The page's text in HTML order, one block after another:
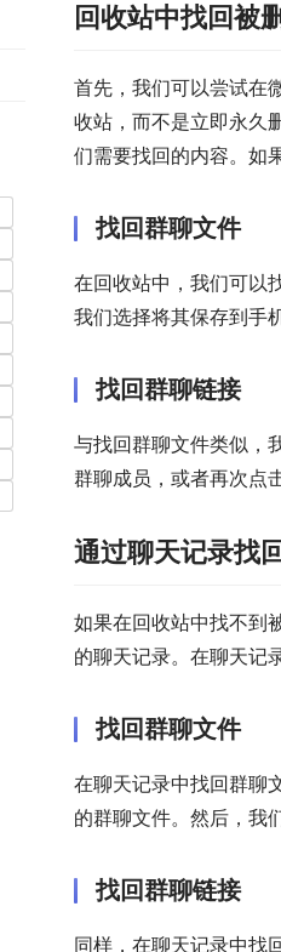
回收站中找回被
首先，我们可以尝试在
收站，而不是立即永久
们需要找回的内容。如
找回群聊文件
在回收站中，我们可以
我们选择将其保存到手
找回群聊链接
与找回群聊文件类似，
群聊成员，或者再次点
通过聊天记录找
如果在回收站中找不到
的聊天记录。在聊天记
找回群聊文件
在聊天记录中找回群聊
的群聊文件。然后，我
找回群聊链接
同样，在聊天记录中找